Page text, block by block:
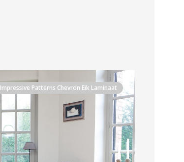
Impressive Patterns Chevron Eik Laminaat